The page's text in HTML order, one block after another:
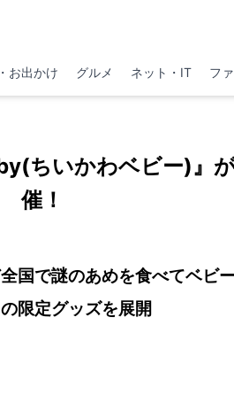
お出かけ グルメ ネット・IT フ
ちいかわベビー)』
催！
国で謎のあめを食べてベビ
限定グッズを展開